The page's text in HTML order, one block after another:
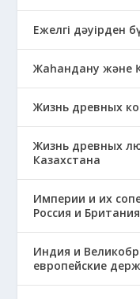
Ежелгі дәуірден
Жаһандану және
Жизнь древных
Жизнь древных
Казахстана
Империи и их
Россия и
Индия и
европейские